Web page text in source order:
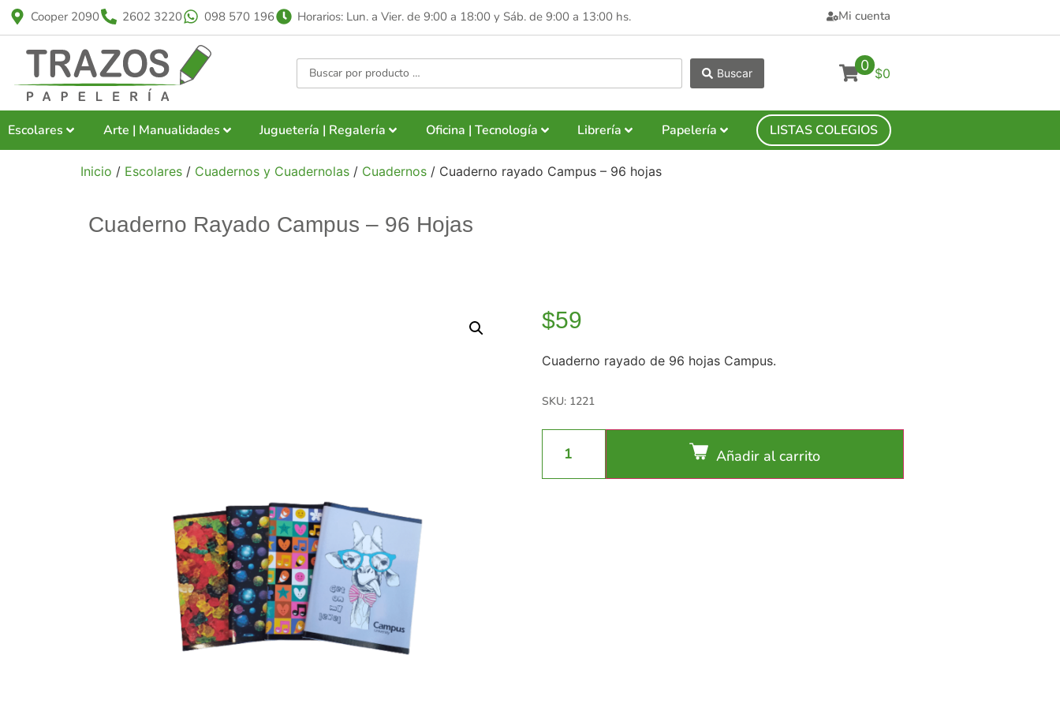
Cooper 2090 2602 3220 098 570 196 Horarios: Lun. a Vier. de 9:00 a 18:00 y Sáb. de 9:00 a 13:00 hs. Mi cuenta
Buscar 0 $0
Escolares Arte | Manualidades Juguetería | Regalería Oficina | Tecnología Librería Papelería LISTAS COLEGIOS
Inicio / Escolares / Cuadernos y Cuadernolas / Cuadernos / Cuaderno rayado Campus – 96 hojas
Cuaderno Rayado Campus – 96 Hojas
$59
Cuaderno rayado de 96 hojas Campus.
SKU: 1221
Añadir al carrito